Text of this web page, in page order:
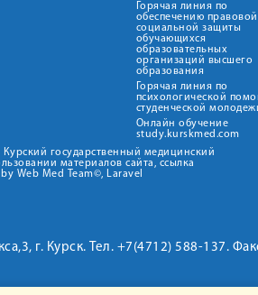
Горячая линия по
обеспечению
социальной защиты
обучающихся
образовательных
организаций высшего
образования
Горячая линия по
психологической
студенческой
Онлайн обучение
study.kurskmed.com
государственный медицинский
материалов сайта, ссылка
Web Med Team©, Laravel
г. Курск. Тел. +7(4712) 588-137.